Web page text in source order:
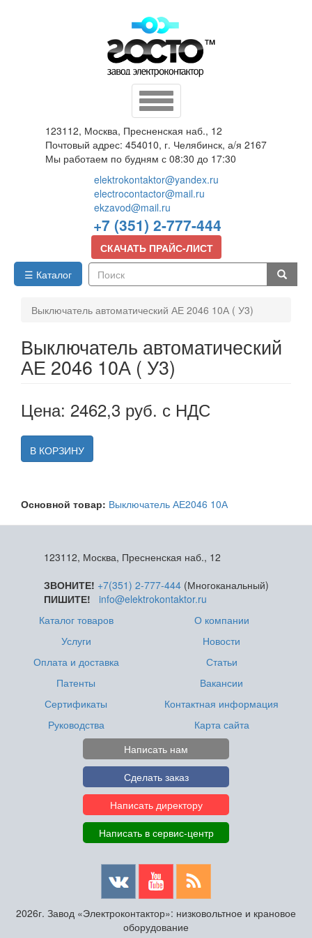
Toggle
navigation
123112, Москва, Пресненская наб., 12
Почтовый адрес: 454010, г. Челябинск, а/я 2167
Мы работаем по будням с 08:30 до 17:30
elektrokontaktor@yandex.ru
electrocontactor@mail.ru
ekzavod@mail.ru
+7 (351) 2-777-444
СКАЧАТЬ ПРАЙС-ЛИСТ
☰ Каталог
Выключатель автоматический АЕ 2046 10А ( У3)
Выключатель автоматический
АЕ 2046 10А ( У3)
Цена: 2462,3 руб. с НДС
В КОРЗИНУ
Основной товар: Выключатель АЕ2046 10А
123112, Москва, Пресненская наб., 12
ЗВОНИТЕ! +7(351) 2-777-444(Многоканальный)
ПИШИТЕ!
info@elektrokontaktor.ru
Каталог товаров
Услуги
Оплата и доставка
Патенты
Сертификаты
Руководства
О компании
Новости
Статьи
Вакансии
Контактная информация
Карта сайта
Написать нам
Сделать заказ
Написать директору
Написать в сервис-центр
2026г. Завод «Электроконтактор»: низковольтное и крановое
оборудование